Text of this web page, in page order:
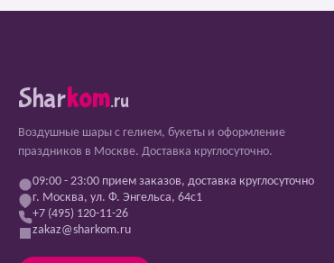
Sharkom.ru
Воздушные шары с гелием, букеты и оформление
праздников в Москве. Доставка круглосуточно.
09:00 - 23:00 прием заказов, доставка круглосуточно
г. Москва, ул. Ф. Энгельса, 64с1
+7 (495) 120-11-26
zakaz@sharkom.ru